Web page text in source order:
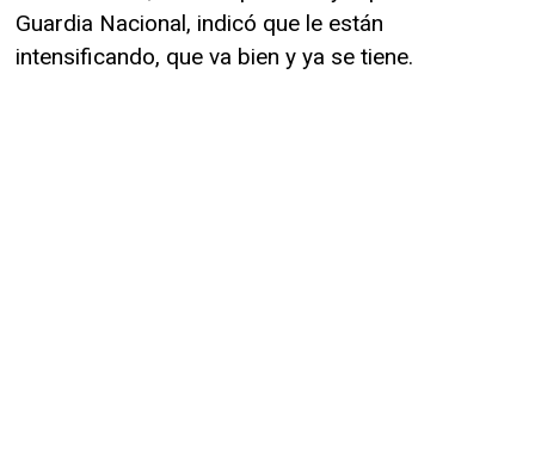
Guardia Nacional, indicó que le están
intensificando, que va bien y ya se tiene.